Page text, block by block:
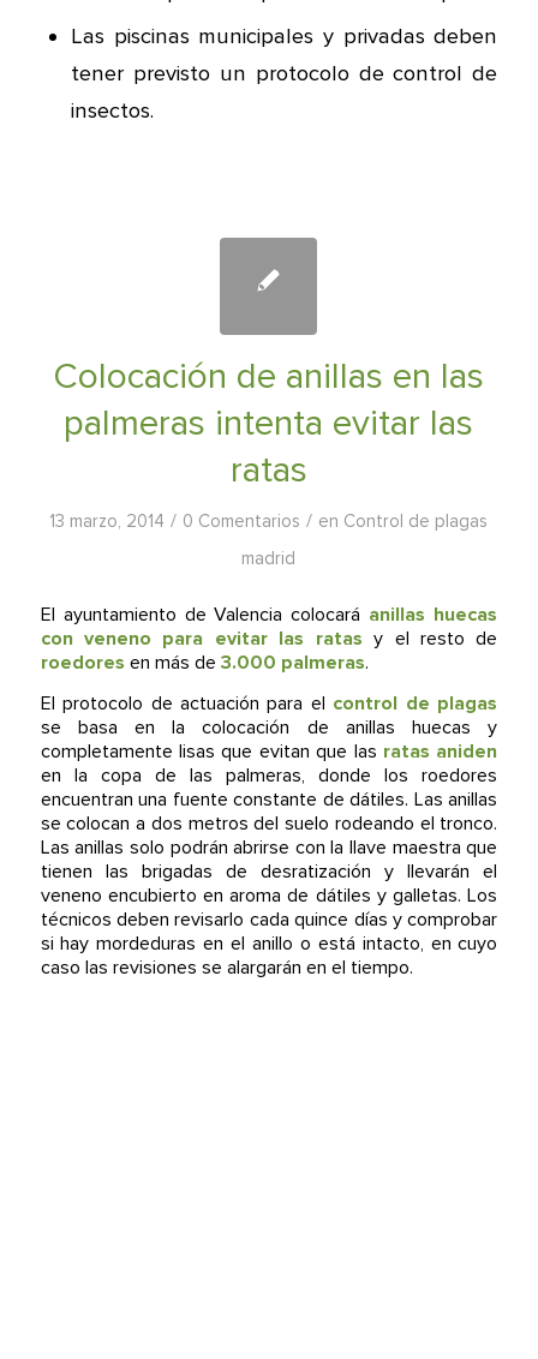
Las piscinas municipales y privadas deben
tener previsto un protocolo de control de
insectos.
Colocación de anillas en las
palmeras intenta evitar las
ratas
13 marzo, 2014 / 0 Comentarios / en Control de plagas
madrid
El ayuntamiento de Valencia colocará anillas huecas
con veneno para evitar las ratas y el resto de
roedores en más de 3.000 palmeras.
El protocolo de actuación para el control de plagas
se basa en la colocación de anillas huecas y
completamente lisas que evitan que las ratas aniden
en la copa de las palmeras, donde los roedores
encuentran una fuente constante de dátiles. Las anillas
se colocan a dos metros del suelo rodeando el tronco.
Las anillas solo podrán abrirse con la llave maestra que
tienen las brigadas de desratización y llevarán el
veneno encubierto en aroma de dátiles y galletas. Los
técnicos deben revisarlo cada quince días y comprobar
si hay mordeduras en el anillo o está intacto, en cuyo
caso las revisiones se alargarán en el tiempo.